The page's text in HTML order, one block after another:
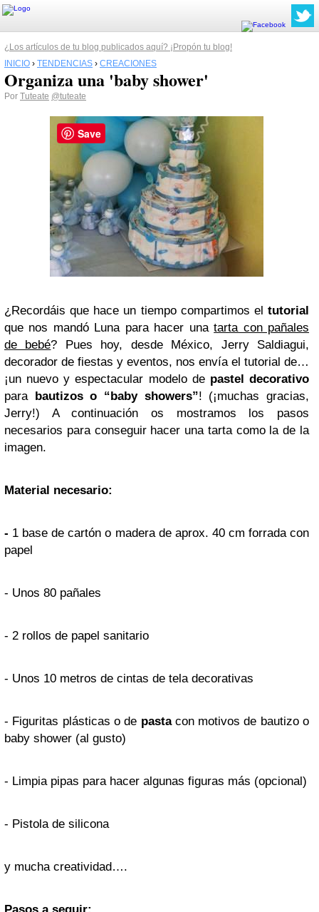
¿Los artículos de tu blog publicados aquí? ¡Propón tu blog!
INICIO › TENDENCIAS › CREACIONES
Organiza una 'baby shower'
Por Tuteate @tuteate
¿Recordáis que hace un tiempo compartimos el tutorial
que nos mandó Luna para hacer unatarta con pañales
de bebé? Pues hoy, desde México, Jerry Saldiagui,
decorador de fiestas y eventos, nos envía el tutorial de…
¡un nuevo y espectacular modelo de pastel decorativo
para bautizos o “baby showers”! (¡muchas gracias,
Jerry!) A continuación os mostramos los pasos
necesarios para conseguir hacer una tarta como la de la
imagen.
Material necesario:
- 1 base de cartón o madera de aprox. 40 cm forrada con
papel
- Unos 80 pañales
- 2 rollos de papel sanitario
- Unos 10 metros de cintas de tela decorativas
- Figuritas plásticas o de pastacon motivos de bautizo o
baby shower (al gusto)
- Limpia pipas para hacer algunas figuras más (opcional)
- Pistola de silicona
y mucha creatividad….
Save